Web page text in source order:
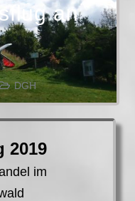
an
DGH
2019
im